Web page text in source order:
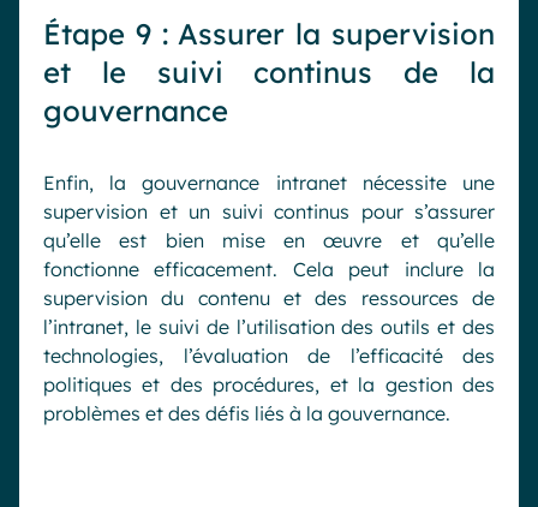
Étape 9 : Assurer la supervision
et le suivi continus de la
gouvernance
Enfin, la gouvernance intranet nécessite une
supervision et un suivi continus pour s’assurer
qu’elle est bien mise en œuvre et qu’elle
fonctionne efficacement. Cela peut inclure la
supervision du contenu et des ressources de
l’intranet, le suivi de l’utilisation des outils et des
technologies, l’évaluation de l’efficacité des
politiques et des procédures, et la gestion des
problèmes et des défis liés à la gouvernance.